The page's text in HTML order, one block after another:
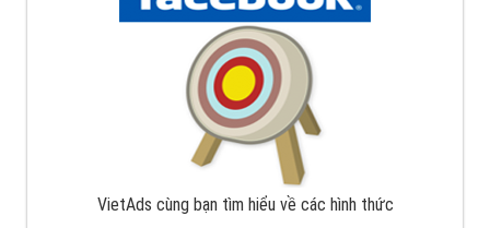
VietAds cùng bạn tìm hiểu về các hình thức